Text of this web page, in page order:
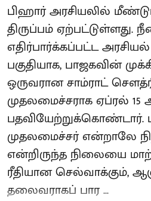
பிஹார் அரசியலில்
திருப்பம்
எதிர்பார்க்கப்பட்ட
பகுதியாக, பாஜகவின்
ஒருவரான சாம்ராட்
முதலமைச்சராக ஏப்ரல் 15
பதவியேற்றுக்கொண்டார்.
முதலமைச்சர் என்றாலே
என்றிருந்த நிலையை
ரீதியான செல்வாக்கும்,
தலைவராகப் பார ...